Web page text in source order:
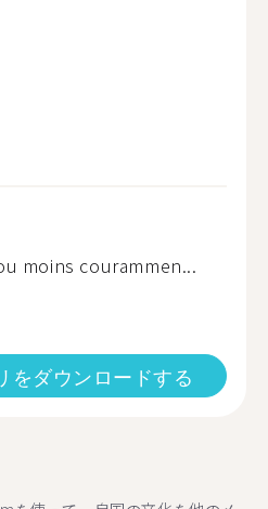
moins courammen...
をダウンロードする